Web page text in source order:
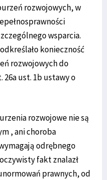
rozwojowych, w
wsparcia.
konieczność
rozwojowych do
ust. 1b ustawy o
rozwojowe nie są
, ani choroba
odrębnego
fakt znalazł
prawnych, od